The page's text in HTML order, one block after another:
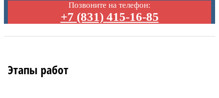
Позвоните на телефон:
+7 (831) 415-16-85
Этапы работ